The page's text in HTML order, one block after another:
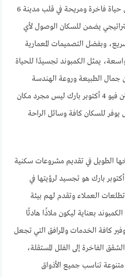
احتياجات السكان الباحثين عن حياة فاخرة ومريحة في قلب مدينة 6
يضمن للسكان الوصول لأي
وبفضل التصميمات المعمارية
يمثل الكمبوند تجسيدًا للحياة
جمال الطبيعة وروعة الهندسة
المعمارية، كما إن كمبوند ماونتن فيو 4 أكتوبر بارك ليس مجرد مكان
للسكان كافة وسائل الراحة
الطويل في تقديم مشروعات سكنية
مميزة، وكمبوند ماونتن فيو 4 أكتوبر بارك هو تجسيد لرؤيتها في
العملاء وتقدم لهم بيئة
بعناية ليكون ملاذًا هادئًا
كافة الخدمات والمرافق التي تجعل
الفاخرة إلى الفلل المستقلة،
تناسب جميع الأذواق